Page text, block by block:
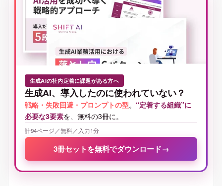
生成AIの社内定着に課題がある方へ
生成AI、導入したのに使われていない？
戦略・失敗回避・プロンプトの型。 “定着する組織”に
必要な3要素を、無料の3冊に。
計94ページ／無料／入力1分
3冊セットを無料でダウンロード→